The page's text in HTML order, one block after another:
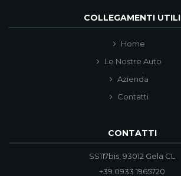
COLLEGAMENTI UTILI
Home
Le Nostre Auto
Azienda
Contatti
CONTATTI
SS117bis, 93012 Gela CL
+39 0933 1965720